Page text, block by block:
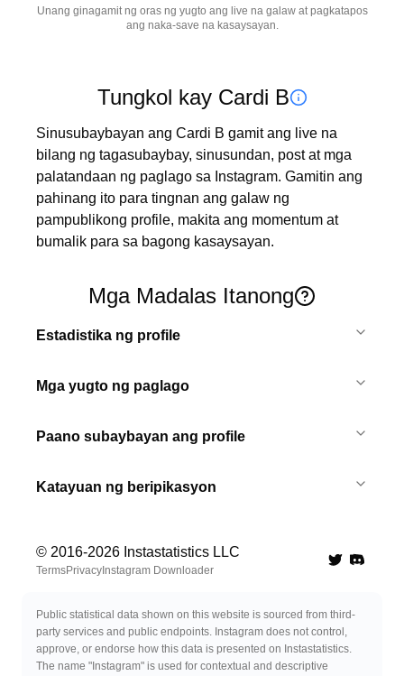
Unang ginagamit ng oras ng yugto ang live na galaw at pagkatapos
ang naka-save na kasaysayan.
Tungkol kay Cardi B
Sinusubaybayan ang Cardi B gamit ang live na
bilang ng tagasubaybay, sinusundan, post at mga
palatandaan ng paglago sa Instagram. Gamitin ang
pahinang ito para tingnan ang galaw ng
pampublikong profile, makita ang momentum at
bumalik para sa bagong kasaysayan.
Mga Madalas Itanong
Estadistika ng profile
Mga yugto ng paglago
Paano subaybayan ang profile
Katayuan ng beripikasyon
© 2016-2026 Instastatistics LLC
TermsPrivacy Instagram Downloader TwitterDiscord
Public statistical data shown on this website is sourced from third-
party services and public endpoints. Instagram does not control,
approve, or endorse how this data is presented on Instastatistics.
The name "Instagram" is used for contextual and descriptive